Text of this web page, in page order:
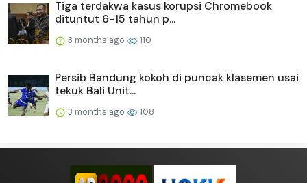
Tiga terdakwa kasus korupsi Chromebook
dituntut 6-15 tahun p...
3 months ago 110
Persib Bandung kokoh di puncak klasemen usai
tekuk Bali Unit...
3 months ago 108